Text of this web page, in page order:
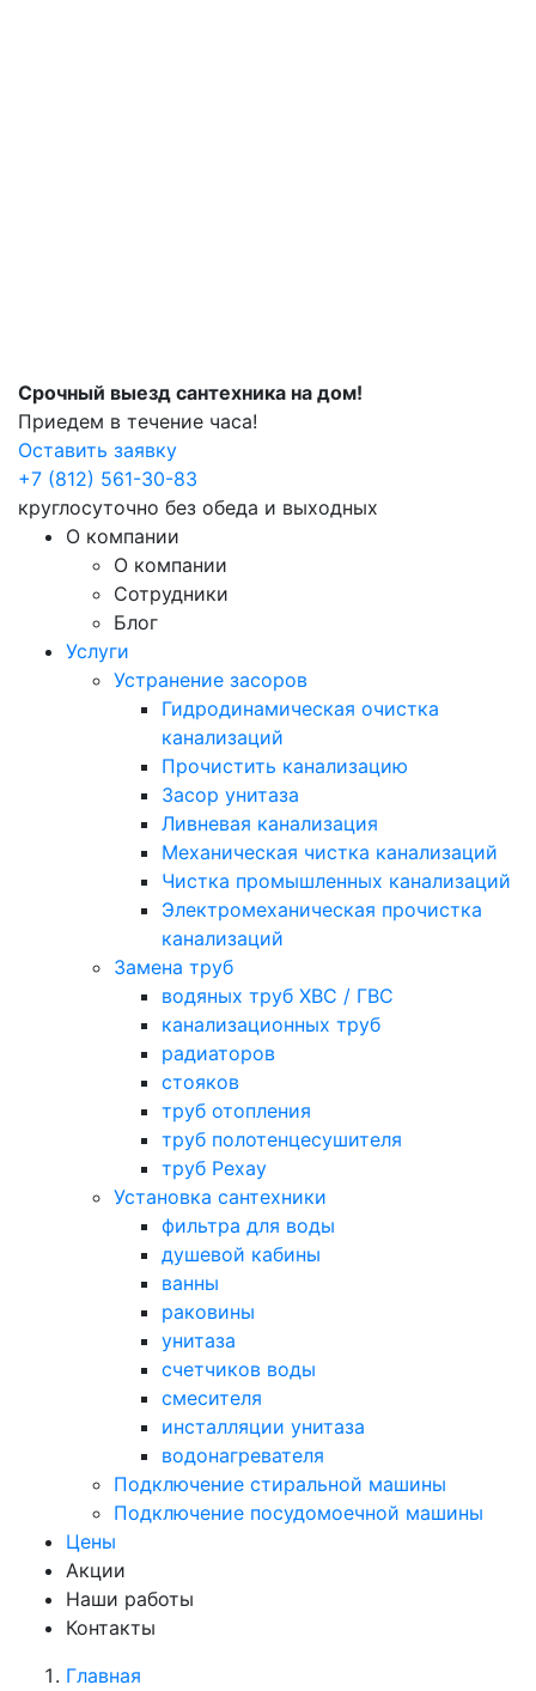
Срочный выезд сантехника на дом!
Приедем в течение часа!
Оставить заявку
+7 (812) 561-30-83
круглосуточно без обеда и выходных
О компании
О компании
Сотрудники
Блог
Услуги
Устранение засоров
Гидродинамическая очистка
канализаций
Прочистить канализацию
Засор унитаза
Ливневая канализация
Механическая чистка канализаций
Чистка промышленных канализаций
Электромеханическая прочистка
канализаций
Замена труб
водяных труб ХВС / ГВС
канализационных труб
радиаторов
стояков
труб отопления
труб полотенцесушителя
труб Рехау
Установка сантехники
фильтра для воды
душевой кабины
ванны
раковины
унитаза
счетчиков воды
смесителя
инсталляции унитаза
водонагревателя
Подключение стиральной машины
Подключение посудомоечной машины
Цены
Акции
Наши работы
Контакты
Главная